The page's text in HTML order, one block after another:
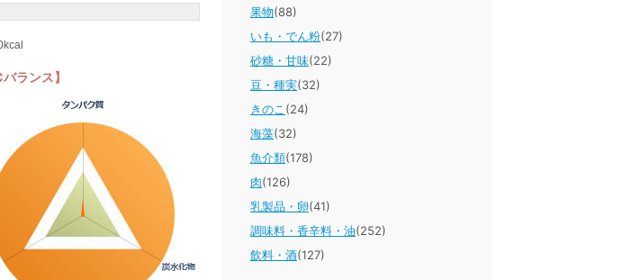
バランス】
果物(88)
いも・でん粉(27)
砂糖・甘味(22)
豆・種実(32)
きのこ (24)
海藻(32)
魚介類(178)
肉(126)
乳製品・卵(41)
調味料・香辛料・油(252)
飲料・酒(127)